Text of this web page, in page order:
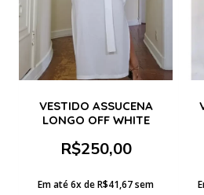
VESTIDO ASSUCENA
LONGO OFF WHITE
R$250,00
Em até 6x deR$41,67sem